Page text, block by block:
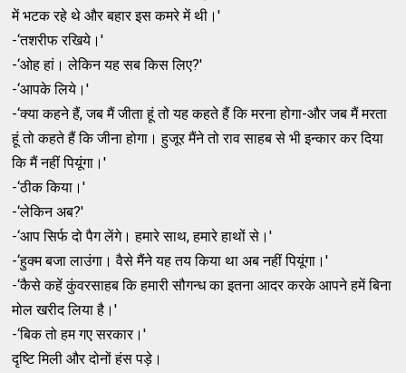
में भटक रहे थे और बहार इस कमरे में थी।'
-‘तशरीफ रखिये।'
-‘ओह हां। लेकिन यह सब किस लिए?'
-‘आपके लिये।'
-‘क्‍या कहने हैं, जब मैं जीता हूं तो यह कहते हैं कि मरना होगा-और जब मैं मरता
हूं तो कहते हैं कि जीना होगा। हुजूर मैंने तो राव साहब से भी इन्‍कार कर दिया
कि मैं नहीं पियूंगा।'
-‘ठीक किया।'
-‘लेकिन अब?'
-‘आप सिर्फ दो पैग लेंगे। हमारे साथ, हमारे हाथों से।'
-‘हुक्‍म बजा लाउंगा। वैसे मैंने यह तय किया था अब नहीं पियूंगा।'
-‘कैसे कहें कुंवरसाहब कि हमारी सौगन्‍ध का इतना आदर करके आपने हमें बिना
मोल खरीद लिया है।'
-‘बिक तो हम गए सरकार।'
दृष्‍टि मिली और दोनों हंस पड़े।